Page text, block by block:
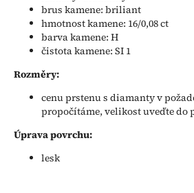
brus kamene: briliant
hmotnost kamene: 16/0,08 ct
barva kamene: H
čistota kamene: SI 1
Rozměry:
cenu prstenu s diamanty v
propočítáme, velikost uveďte do
Úprava povrchu:
lesk